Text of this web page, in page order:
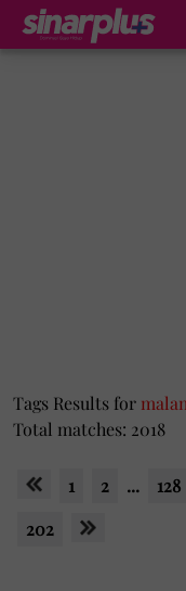
Tags Results for
Total matches: 2018
1 2 ... 128
202